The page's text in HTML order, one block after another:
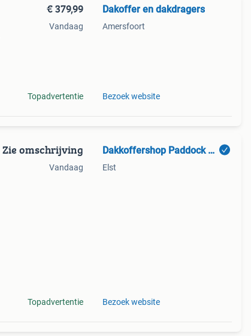
€ 379,99
Vandaag
Topadvertentie
Dakoffer en dakdragers
Amersfoort
Bezoek website
Zie omschrijving
Vandaag
Topadvertentie
Dakkoffershop Paddock One
Elst
Bezoek website